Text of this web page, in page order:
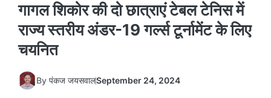
गागल शिकोर की दो छात्राएं टेबल टेनिस में
राज्य स्तरीय अंडर-19 गर्ल्स टूर्नामेंट के लिए
चयनित
By पंकज जयसवालSeptember 24, 2024